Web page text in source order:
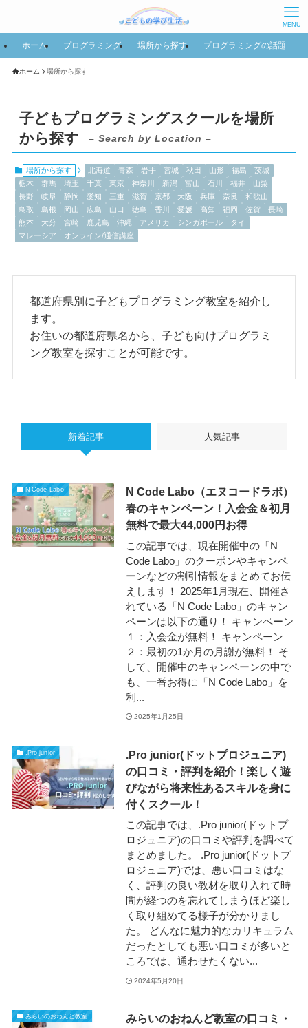
MENU
ホーム プログラミング 場所から探す プログラミングの話題
ホーム 場所から探す
子どもプログラミングスクールを場所
から探す
– Search by Location –
場所から探す 北海道 青森 岩手 宮城 秋田 山形 福島
茨城
栃木
群馬 埼玉 千葉 東京 神奈川 新潟 富山 石川 福井
山梨
長野
岐阜 静岡 愛知 三重 滋賀 京都 大阪 兵庫 奈良
和歌山
鳥取
島根 岡山 広島 山口 徳島 香川 愛媛 高知 福岡 佐賀
長崎
熊本
大分 宮崎 鹿児島 沖縄 アメリカ シンガポール
タイ
マレーシア
オンライン/通信講座
都道府県別に子どもプログラミング教室を紹介し
ます。
お住いの都道府県名から、子ども向けプログラミ
ング教室を探すことが可能です。
新着記事 人気記事
N Code Labo
N Code Labo（エヌコードラボ）
春のキャンペーン！入会金＆初月
無料で最大44,000円お得
この記事では、現在開催中の「N
Code Labo」のクーポンやキャンペ
ーンなどの割引情報をまとめてお伝
えします！ 2025年1月現在、開催さ
れている「N Code Labo」のキャン
ペーンは以下の通り！ キャンペーン
１：入会金が無料！ キャンペーン
２：最初の1か月の月謝が無料！ そ
して、開催中のキャンペーンの中で
も、一番お得に「N Code Labo」を
利...
2025年1月25日
.Pro junior
.Pro junior(ドットプロジュニア)
の口コミ・評判を紹介！楽しく遊
びながら将来性あるスキルを身に
付くスクール！
この記事では、.Pro junior(ドットプ
ロジュニア)の口コミや評判を調べて
まとめました。 .Pro junior(ドットプ
ロジュニア)では、悪い口コミはな
く、評判の良い教材を取り入れて時
間が経つのを忘れてしまうほど楽し
く取り組めてる様子が分かりまし
た。 どんなに魅力的なカリキュラム
だったとしても悪い口コミが多いと
ころでは、通わせたくない...
2024年5月20日
みらいのおねんど教室
みらいのおねんど教室の口コミ・